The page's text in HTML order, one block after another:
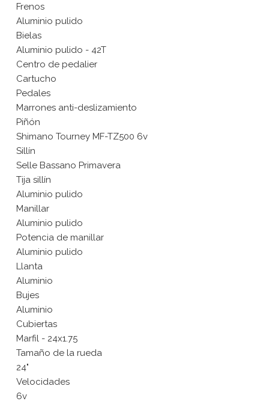
Frenos
Aluminio pulido
Bielas
Aluminio pulido - 42T
Centro de pedalier
Cartucho
Pedales
Marrones anti-deslizamiento
Piñón
Shimano Tourney MF-TZ500 6v
Sillín
Selle Bassano Primavera
Tija sillín
Aluminio pulido
Manillar
Aluminio pulido
Potencia de manillar
Aluminio pulido
Llanta
Aluminio
Bujes
Aluminio
Cubiertas
Marfil - 24x1.75
Tamaño de la rueda
24"
Velocidades
6v